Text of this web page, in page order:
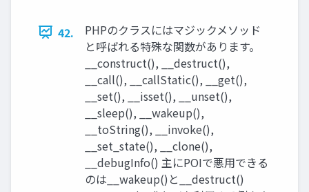
42.
PHPのクラスにはマジックメソッド
と呼ばれる特殊な関数があります。
__construct(), __destruct(),
__call(), __callStatic(), __get(),
__set(), __isset(), __unset(),
__sleep(), __wakeup(),
__toString(), __invoke(),
__set_state(), __clone(),
__debugInfo() 主にPOIで悪用できる
のは__wakeup()と__destruct()